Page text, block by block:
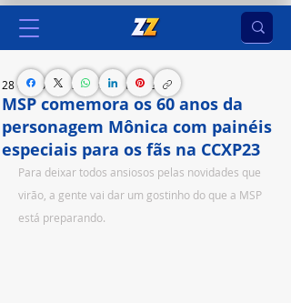
MSP comemora os 60 anos da
personagem Mônica com painéis
especiais para os fãs na CCXP23
28 de nov. de 2023 2 min de leitura
Para deixar todos ansiosos pelas novidades que
virão, a gente vai dar um gostinho do que a MSP
está preparando.